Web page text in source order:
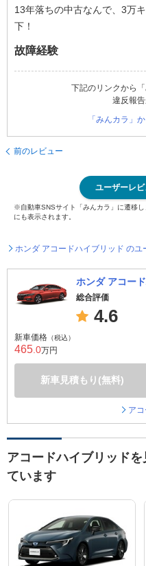
13年落ちの中古なんで、3万
下！
故障経験
下記のリンクから
違反報告
「みんカラ」
前のレビュー
ユーザーレ
※自動車SNSサイト「みんカラ」に遷移
にも表示されます。
ホンダ アコードハイブリッド の
ホンダ アコー
総合評価
4.6
新車価格 （税込）
465 .0万円
新車見積もり(無料)
ア
アコードハイブリッド
ています